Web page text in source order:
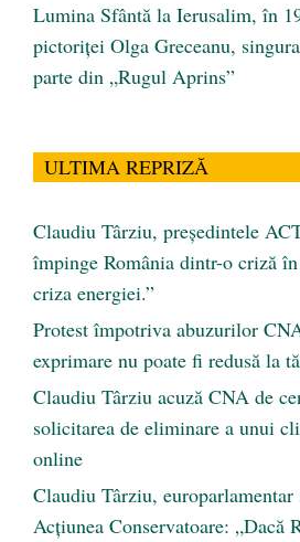
Lumina Sfântă la Ierusalim, în
pictoriței Olga Greceanu,
parte din „Rugul Aprins”
ULTIMA REPRIZĂ
Claudiu Târziu, președintele
împinge România dintr-o criză
criza energiei.”
Protest împotriva abuzurilor
exprimare nu poate fi redusă la
Claudiu Târziu acuză CNA de
solicitarea de eliminare a unui
online
Claudiu Târziu, europarlamentar
Acțiunea Conservatoare: „Dacă